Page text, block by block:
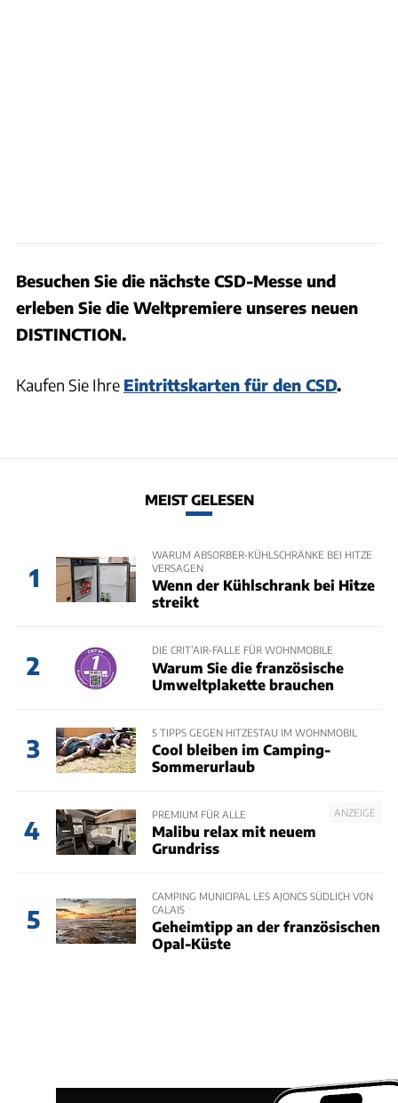
Besuchen Sie die nächste CSD-Messe und
erleben Sie die Weltpremiere unseres neuen
DISTINCTION.
Kaufen Sie Ihre Eintrittskarten für den CSD.
MEIST GELESEN
1
WARUM ABSORBER-KÜHLSCHRÄNKE BEI HITZE
VERSAGEN
Wenn der Kühlschrank bei Hitze
streikt
2
DIE CRIT’AIR-FALLE FÜR WOHNMOBILE
Warum Sie die französische
Umweltplakette brauchen
3
5 TIPPS GEGEN HITZESTAU IM WOHNMOBIL
Cool bleiben im Camping-
Sommerurlaub
4
ANZEIGE
PREMIUM FÜR ALLE
Malibu relax mit neuem
Grundriss
5
CAMPING MUNICIPAL LES AJONCS SÜDLICH VON
CALAIS
Geheimtipp an der französischen
Opal-Küste